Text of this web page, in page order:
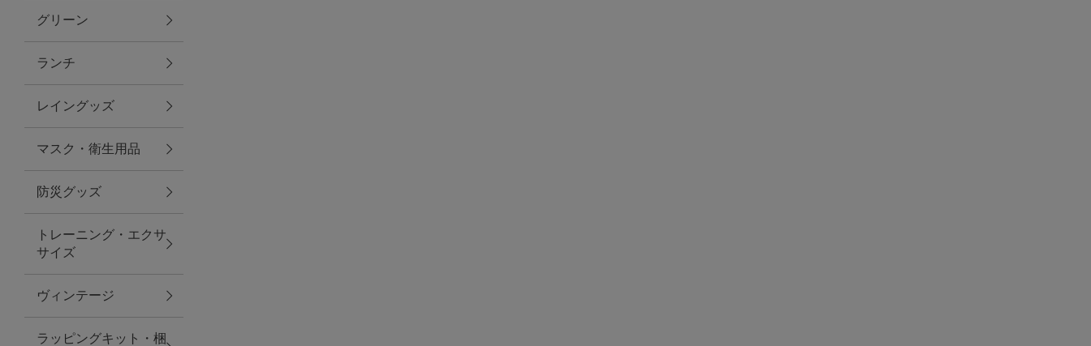
アクセサリー
ファッション雑貨
ファッショングッズ
スマホケース・アクセサリー
ポーチ
ステーショナリー
その他
紅茶・フード
グリーン
ランチ
レイングッズ
マスク・衛生用品
防災グッズ
トレーニング・エクサ
サイズ
ヴィンテージ
ラッピングキット・梱